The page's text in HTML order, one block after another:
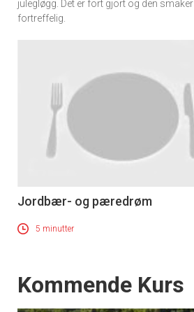
julegløgg. Det er fort gjort og den smaker
fortreffelig.
Jordbær- og pæredrøm
5 minutter
Events
Kommende Kurs